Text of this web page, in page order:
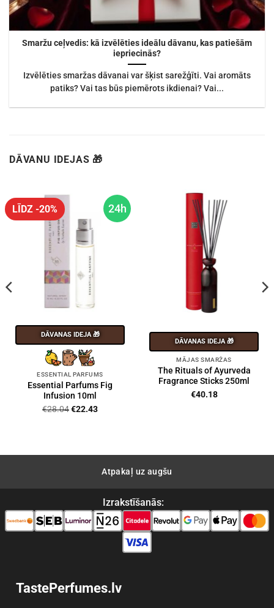
Smaržu ceļvedis: kā izvēlēties ideālu dāvanu, kas patiešām
iepriecinās?
Izvēlēties smaržas dāvanai var šķist sarežģīti. Vai aromāts
patiks? Vai tas būs piemērots ikdienai? Vai...
DĀVANU IDEJAS 🎁
24h
LĪDZ -20%
DĀVANAS IDEJA 🎁
ESSENTIAL PARFUMS
Essential Parfums Fig
Infusion 10ml
€28.04Original
€22.43Current
DĀVANAS IDEJA 🎁
MĀJAS SMARŽAS
The Rituals of Ayurveda
Fragrance Sticks 250ml
€40.18
Atpakaļ uz augšu
Izrakstīšanās:
TastePerfumes.lv